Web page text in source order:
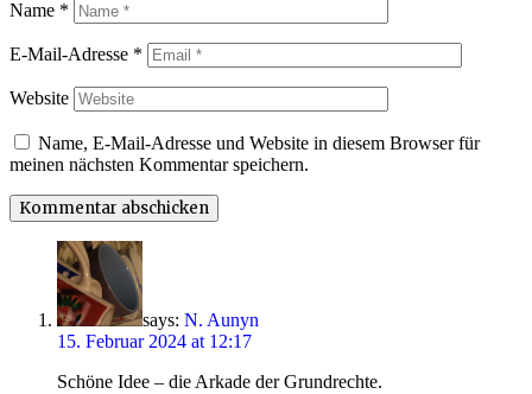
Name *
E-Mail-Adresse *
Website
Name, E-Mail-Adresse und Website in diesem Browser für
meinen nächsten Kommentar speichern.
says: N. Aunyn
15. Februar 2024 at 12:17
Schöne Idee – die Arkade der Grundrechte.